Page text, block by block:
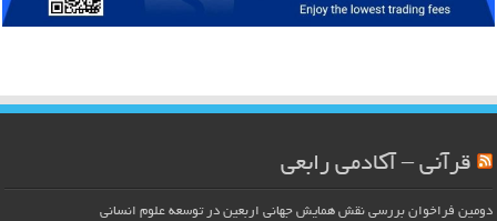
قرآنی – آکادمی رابعی
دومین فراخوان بررسی نقش همایش جهانی اربعین در توسعه علوم انسانی